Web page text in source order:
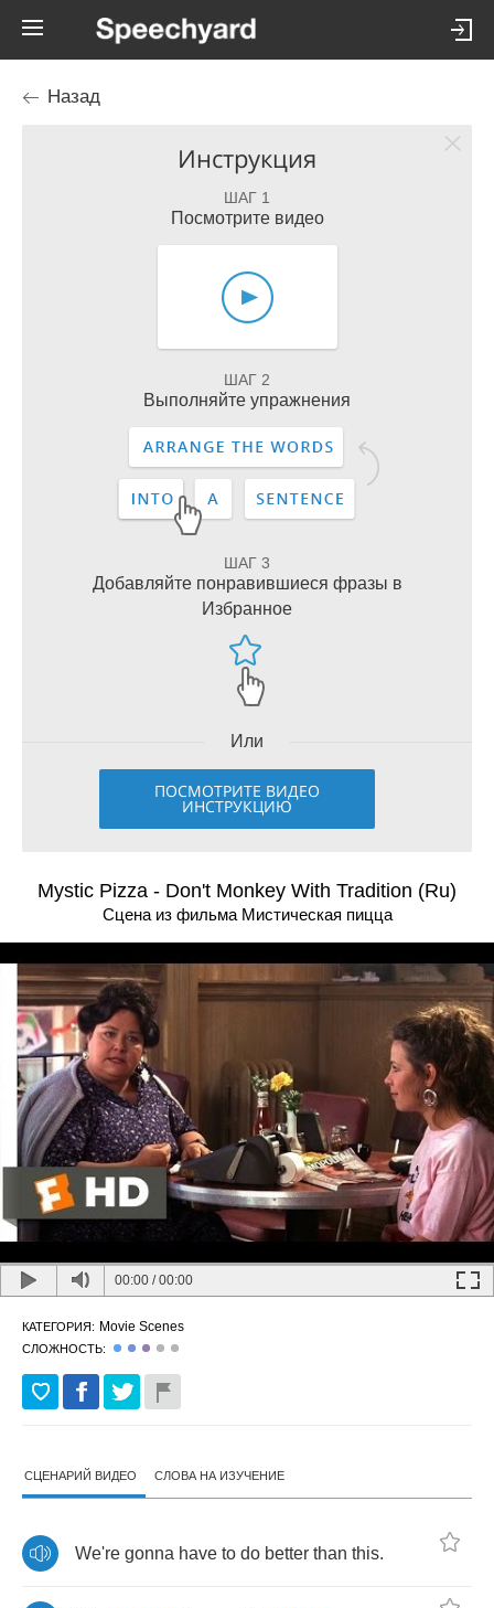
Назад
Инструкция
ШАГ 1
Посмотрите видео
ШАГ 2
Выполняйте упражнения
ШАГ 3
Добавляйте понравившиеся фразы в
Избранное
Или
ПОСМОТРИТЕ ВИДЕО
ИНСТРУКЦИЮ
Mystic Pizza - Don't Monkey With Tradition (Ru)
Сцена из фильма Мистическая пицца
00:00 /00:00
КАТЕГОРИЯ: Movie Scenes
СЛОЖНОСТЬ:
СЦЕНАРИЙ ВИДЕО СЛОВА НА ИЗУЧЕНИЕ
We're gonna have to do better than this.